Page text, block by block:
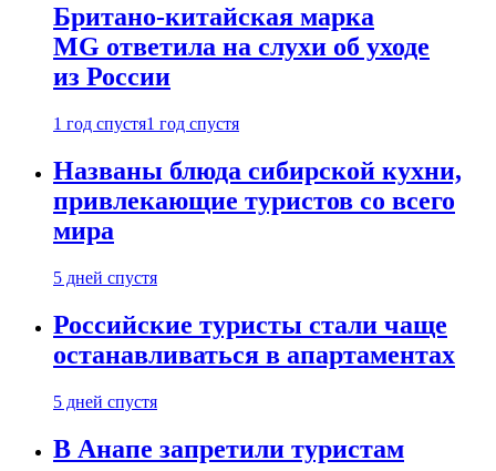
Британо-китайская марка
MG ответила на слухи об уходе
из России
1 год спустя1 год спустя
Названы блюда сибирской кухни,
привлекающие туристов со всего
мира
5 дней спустя
Российские туристы стали чаще
останавливаться в апартаментах
5 дней спустя
В Анапе запретили туристам